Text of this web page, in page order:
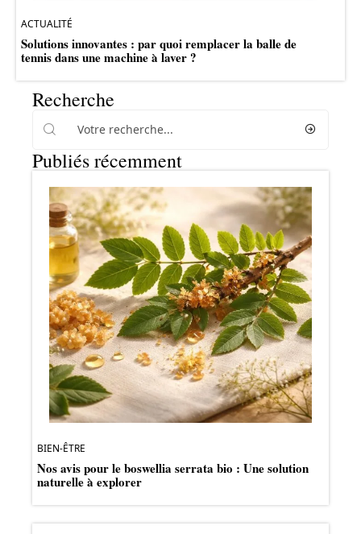
ACTUALITÉ
Solutions innovantes : par quoi remplacer la balle de
tennis dans une machine à laver ?
Recherche
Publiés récemment
BIEN-ÊTRE
Nos avis pour le boswellia serrata bio : Une solution
naturelle à explorer